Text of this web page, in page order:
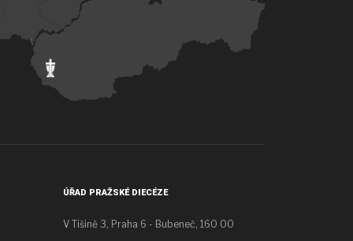
ÚŘAD PRAŽSKÉ DIECÉZE
V Tišině 3, Praha 6 - Bubeneč, 160 00